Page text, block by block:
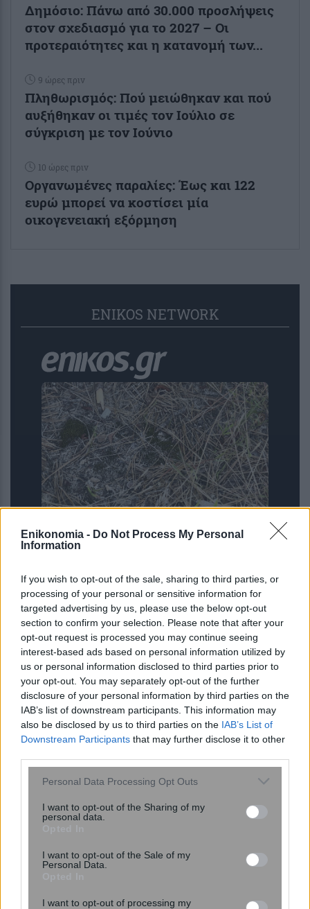
Enikonomia - Do Not Process My Personal
Information
If you wish to opt-out of the sale, sharing to third parties, or
processing of your personal or sensitive information for
targeted advertising by us, please use the below opt-out
section to confirm your selection. Please note that after your
opt-out request is processed you may continue seeing
interest-based ads based on personal information utilized by
us or personal information disclosed to third parties prior to
your opt-out. You may separately opt-out of the further
disclosure of your personal information by third parties on the
IAB’s list of downstream participants. This information may
also be disclosed by us to third parties on the IAB’s List of
Downstream Participants that may further disclose it to other
Please note that this website/app uses one or more Google
not limited to your visit or usage behaviour. You may click to
grant or deny consent to Google and its third-party tags to
consent section.
Personal Data Processing Opt Outs
I want to opt-out of the Sharing of my
personal data.
I want to opt-out of the Sale of my
Personal Data.
I want to opt-out of processing my
Δημόσιο: Πάνω από 30.000 προσλήψεις
στον σχεδιασμό για το 2027 – Οι
προτεραιότητες και η κατανομή των...
9 ώρες πριν
Πληθωρισμός: Πού μειώθηκαν και πού
αυξήθηκαν οι τιμές τον Ιούλιο σε
σύγκριση με τον Ιούνιο
10 ώρες πριν
Οργανωμένες παραλίες: Έως και 122
ευρώ μπορεί να κοστίσει μία
οικογενειακή εξόρμηση
ENIKOS NETWORK
Οπτική ψευδαίσθηση: Μόνο αν είσαι ο
Σέρλοκ Χολμς θα βρεις τον βάτραχο σε
Νέα δρακόντεια μέτρα στο Παρίσι για
τα πατίνια